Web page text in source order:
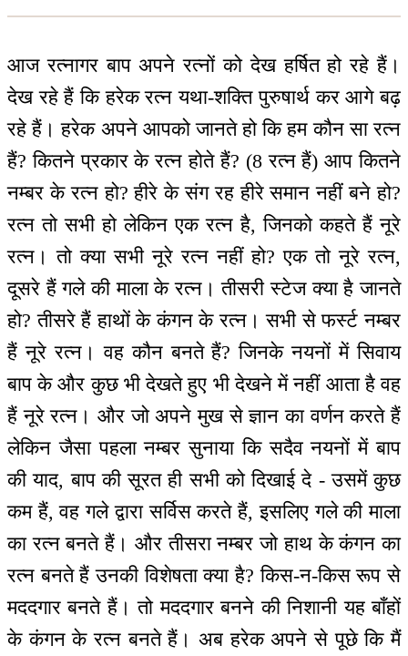
आज रत्नागर बाप अपने रत्नों को देख हर्षित हो रहे हैं।
देख रहे हैं कि हरेक रत्न यथा-शक्ति पुरुषार्थ कर आगे बढ़
रहे हैं। हरेक अपने आपको जानते हो कि हम कौन सा रत्न
हैं? कितने प्रकार के रत्न होते हैं? (8 रत्न हैं) आप कितने
नम्बर के रत्न हो? हीरे के संग रह हीरे समान नहीं बने हो?
रत्न तो सभी हो लेकिन एक रत्न है, जिनको कहते हैं नूरे
रत्न। तो क्या सभी नूरे रत्न नहीं हो? एक तो नूरे रत्न,
दूसरे हैं गले की माला के रत्न। तीसरी स्टेज क्या है जानते
हो? तीसरे हैं हाथों के कंगन के रत्न। सभी से फर्स्ट नम्बर
हैं नूरे रत्न। वह कौन बनते हैं? जिनके नयनों में सिवाय
बाप के और कुछ भी देखते हुए भी देखने में नहीं आता है वह
हैं नूरे रत्न। और जो अपने मुख से ज्ञान का वर्णन करते हैं
लेकिन जैसा पहला नम्बर सुनाया कि सदैव नयनों में बाप
की याद, बाप की सूरत ही सभी को दिखाई दे - उसमें कुछ
कम हैं, वह गले द्वारा सर्विस करते हैं, इसलिए गले की माला
का रत्न बनते हैं। और तीसरा नम्बर जो हाथ के कंगन का
रत्न बनते हैं उनकी विशेषता क्या है? किस-न-किस रूप से
मददगार बनते हैं। तो मददगार बनने की निशानी यह बाँहों
के कंगन के रत्न बनते हैं। अब हरेक अपने से पूछे कि मैं